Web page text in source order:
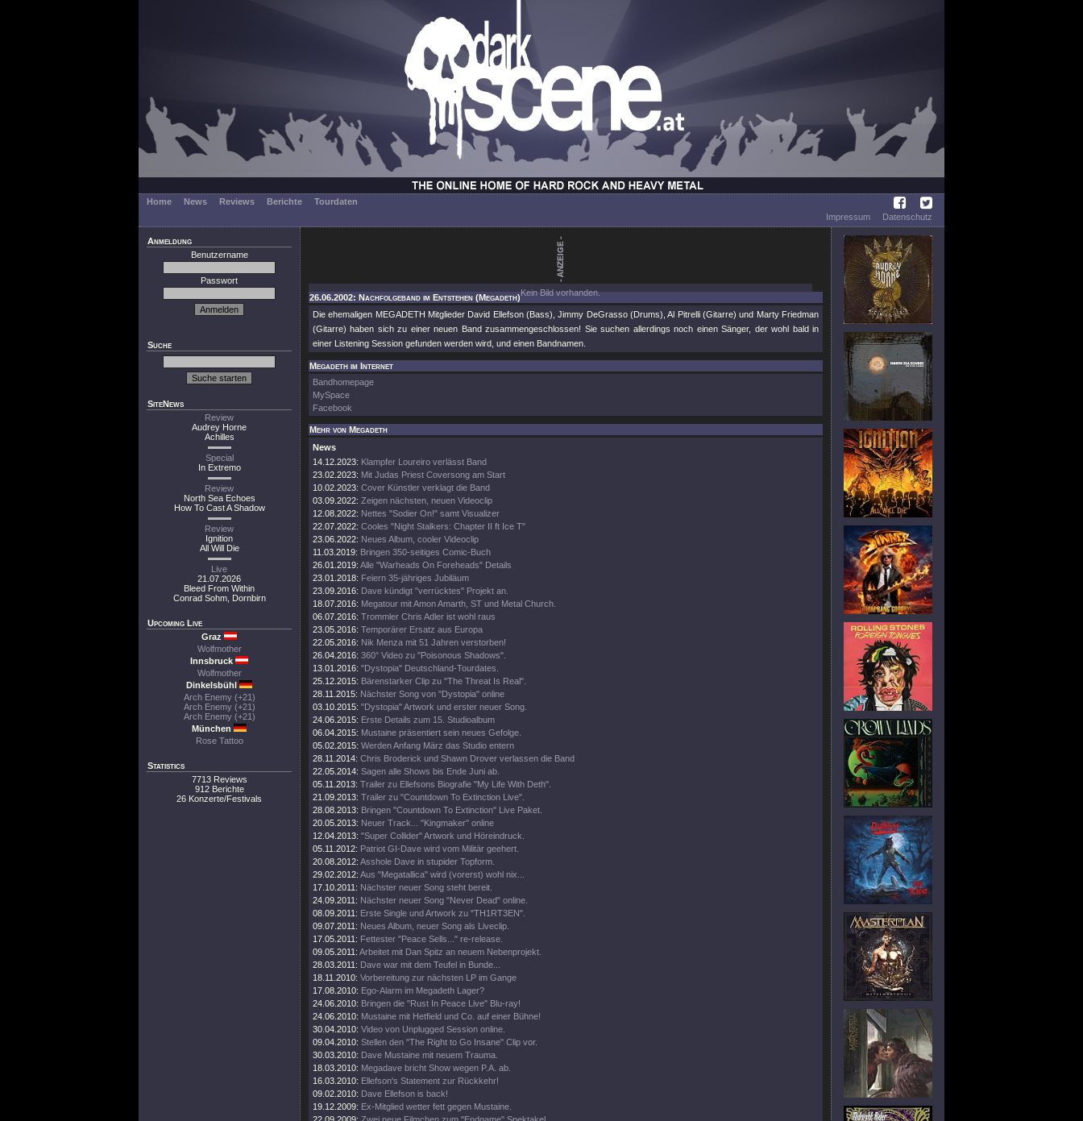
Home News Reviews Berichte
Tourdaten
Impressum
Datenschutz
Anmeldung
Benutzername
Passwort
Suche
SiteNews
Review
Audrey Horne
Achilles
Special
In Extremo
Review
North Sea Echoes
How To Cast A Shadow
Review
Ignition
All Will Die
Live
21.07.2026
Bleed From Within
Conrad Sohm, Dornbirn
Upcoming Live
Graz
Wolfmother
Innsbruck
Wolfmother
Dinkelsbühl
Arch Enemy (+21)
Arch Enemy (+21)
Arch Enemy (+21)
München
Rose Tattoo
Statistics
7713 Reviews
912 Berichte
26 Konzerte/Festivals
Kein Bild vorhanden.
26.06.2002: Nachfolgeband im Entstehen (Megadeth)
Die ehemaligen MEGADETH Mitglieder David Ellefson (Bass), Jimmy DeGrasso (Drums), Al Pitrelli (Gitarre) und Marty Friedman
(Gitarre) haben sich zu einer neuen Band zusammengeschlossen! Sie suchen allerdings noch einen Sänger, der wohl bald in
einer Listening Session gefunden werden wird, und einen Bandnamen.
Megadeth im Internet
Bandhomepage
MySpace
Facebook
Mehr von Megadeth
News
14.12.2023: Klampfer Loureiro verlässt Band
23.02.2023: Mit Judas Priest Coversong am Start
10.02.2023: Cover Künstler verklagt die Band
03.09.2022: Zeigen nächsten, neuen Videoclip
12.08.2022: Nettes "Sodier On!" samt Visualizer
22.07.2022: Cooles "Night Stalkers: Chapter II ft Ice T"
23.06.2022: Neues Album, cooler Videoclip
11.03.2019: Bringen 350-seitiges Comic-Buch
26.01.2019: Alle "Warheads On Foreheads" Details
23.01.2018: Feiern 35-jähriges Jubiläum
23.09.2016: Dave kündigt "verrücktes" Projekt an.
18.07.2016: Megatour mit Amon Amarth, ST und Metal Church.
06.07.2016: Trommler Chris Adler ist wohl raus
23.05.2016: Temporärer Ersatz aus Europa
22.05.2016: Nik Menza mit 51 Jahren verstorben!
26.04.2016: 360° Video zu "Poisonous Shadows".
13.01.2016: "Dystopia" Deutschland-Tourdates.
25.12.2015: Bärenstarker Clip zu "The Threat Is Real".
28.11.2015: Nächster Song von "Dystopia" online
03.10.2015: "Dystopia" Artwork und erster neuer Song.
24.06.2015: Erste Details zum 15. Studioalbum
06.04.2015: Mustaine präsentiert sein neues Gefolge.
05.02.2015: Werden Anfang März das Studio entern
28.11.2014: Chris Broderick und Shawn Drover verlassen die Band
22.05.2014: Sagen alle Shows bis Ende Juni ab.
05.11.2013: Trailer zu Ellefsons Biografie "My Life With Deth".
21.09.2013: Trailer zu "Countdown To Extinction Live".
28.08.2013: Bringen "Countdown To Extinction" Live Paket.
20.05.2013: Neuer Track... "Kingmaker" online
12.04.2013: "Super Collider" Artwork und Höreindruck.
05.11.2012: Patriot GI-Dave wird vom Militär geehert.
20.08.2012: Asshole Dave in stupider Topform.
29.02.2012: Aus "Megatallica" wird (vorerst) wohl nix...
17.10.2011: Nächster neuer Song steht bereit.
24.09.2011: Nächster neuer Song "Never Dead" online.
08.09.2011: Erste Single und Artwork zu "TH1RT3EN".
09.07.2011: Neues Album, neuer Song als Liveclip.
17.05.2011: Fettester "Peace Sells..." re-release.
09.05.2011: Arbeitet mit Dan Spitz an neuem Nebenprojekt.
28.03.2011: Dave war mit dem Teufel in Bunde...
18.11.2010: Vorbereitung zur nächsten LP im Gange
17.08.2010: Ego-Alarm im Megadeth Lager?
24.06.2010: Bringen die "Rust In Peace Live" Blu-ray!
24.06.2010: Mustaine mit Hetfield und Co. auf einer Bühne!
30.04.2010: Video von Unplugged Session online.
09.04.2010: Stellen den "The Right to Go Insane" Clip vor.
30.03.2010: Dave Mustaine mit neuem Trauma.
18.03.2010: Megadave bricht Show wegen P.A. ab.
16.03.2010: Ellefson's Statement zur Rückkehr!
09.02.2010: Dave Ellefson is back!
19.12.2009: Ex-Mitglied wetter fett gegen Mustaine.